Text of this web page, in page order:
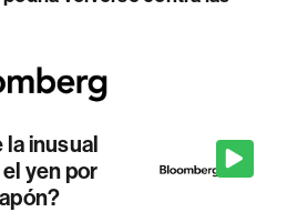
la inusual
yen por